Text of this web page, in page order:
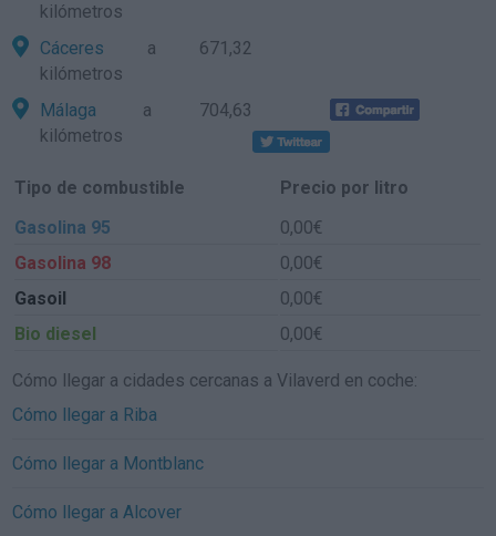
kilómetros
Cáceres a 671,32
kilómetros
Málaga a 704,63
kilómetros
Tipo de combustible
Precio por litro
Gasolina 95
0,00€
Gasolina 98
0,00€
Gasoil
0,00€
Bio diesel
0,00€
Cómo llegar a cidades cercanas a Vilaverd en coche:
Cómo llegar a Riba
Cómo llegar a Montblanc
Cómo llegar a Alcover